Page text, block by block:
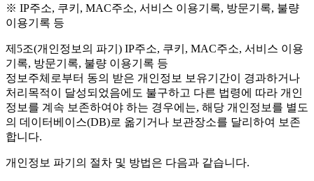
※ IP주소, 쿠키, MAC주소, 서비스 이용기록, 방문기록, 불량
이용기록 등
제5조(개인정보의 파기) IP주소, 쿠키, MAC주소, 서비스 이용
기록, 방문기록, 불량 이용기록 등
정보주체로부터 동의 받은 개인정보 보유기간이 경과하거나
처리목적이 달성되었음에도 불구하고 다른 법령에 따라 개인
정보를 계속 보존하여야 하는 경우에는, 해당 개인정보를 별도
의 데이터베이스(DB)로 옮기거나 보관장소를 달리하여 보존
합니다.
개인정보 파기의 절차 및 방법은 다음과 같습니다.